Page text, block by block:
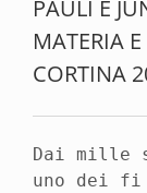
PAULI E
MATERIA
CORTINA
Dai mille
uno dei